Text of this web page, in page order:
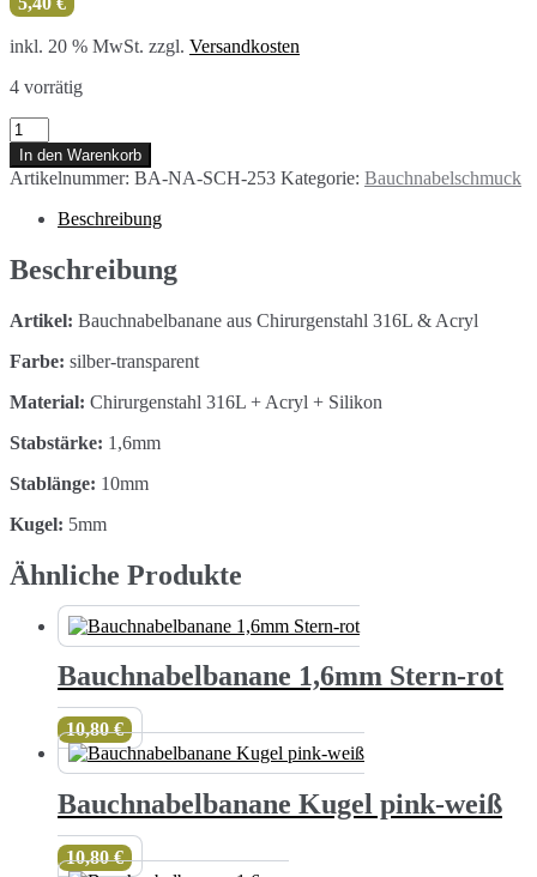
inkl. 20 % MwSt. zzgl. Versandkosten
4 vorrätig
Bauchnabelbanane
Acryl
Scorpion
transparent
Menge
In den Warenkorb
Artikelnummer: BA-NA-SCH-253 Kategorie: Bauchnabelschmuck
Beschreibung
Beschreibung
Artikel: Bauchnabelbanane aus Chirurgenstahl 316L & Acryl
Farbe: silber-transparent
Material: Chirurgenstahl 316L + Acryl + Silikon
Stabstärke: 1,6mm
Stablänge: 10mm
Kugel: 5mm
Ähnliche Produkte
Bauchnabelbanane 1,6mm Stern-rot
10,80€
Bauchnabelbanane Kugel pink-weiß
10,80€